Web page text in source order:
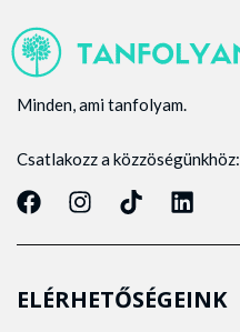
Minden, ami tanfolyam.
Csatlakozz a közzöségünkhöz:
ELÉRHETŐSÉGEINK